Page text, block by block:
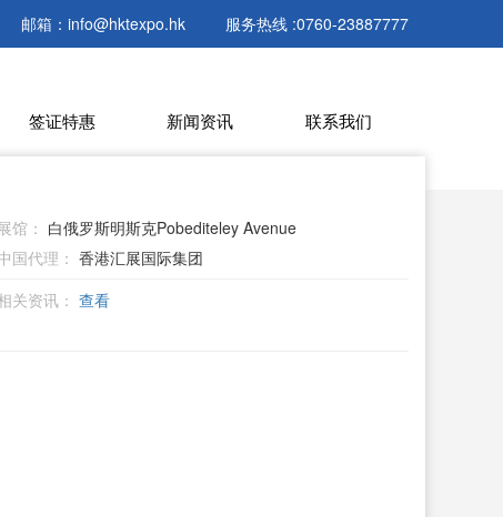
邮箱：info@hktexpo.hk 服务热线 :0760-23887777
签证特惠 新闻资讯 联系我们
展馆： 白俄罗斯明斯克Pobediteley Avenue
国代理： 香港汇展国际集团
关资讯： 查看